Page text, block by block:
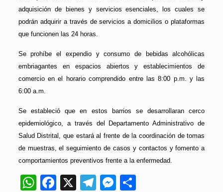
adquisición de bienes y servicios esenciales, los cuales se
podrán adquirir a través de servicios a domicilios o plataformas
que funcionen las 24 horas.
Se prohíbe el expendio y consumo de bebidas alcohólicas
embriagantes en espacios abiertos y establecimientos de
comercio en el horario comprendido entre las 8:00 p.m. y las
6:00 a.m.
Se estableció que en estos barrios se desarrollaran cerco
epidemiológico, a través del Departamento Administrativo de
Salud Distrital, que estará al frente de la coordinación de tomas
de muestras, el seguimiento de casos y contactos y fomento a
comportamientos preventivos frente a la enfermedad.
WhatsApp
Facebook
X Telegram
Messenger